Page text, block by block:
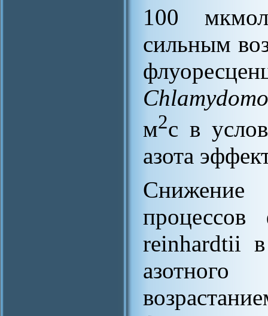
100
сильным
м2с в
азота
Снижение
процессов
reinhardtii